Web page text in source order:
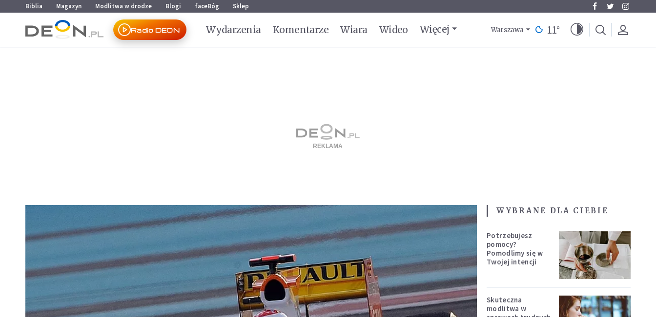
Przejdź do menu głównego
Przejdź do treści
Biblia Magazyn Modlitwa w drodze Blogi faceBóg Sklep
Radio DEON Wydarzenia Komentarze Wiara Wideo Więcej Warszawa 11°
WYBRANE DLA CIEBIE
Potrzebujesz
pomocy?
Pomodlimy się w
Twojej intencji
Skuteczna
modlitwa w